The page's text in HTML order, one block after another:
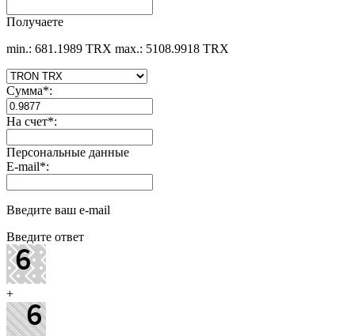
Получаете
min.: 681.1989 TRX max.: 5108.9918 TRX
Сумма*:
На счет*:
Персональные данные
E-mail*:
Введите ваш e-mail
Введите ответ
+